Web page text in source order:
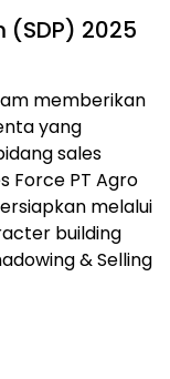
(SDP) 2025
memberikan
yang
sales
Force PT Agro
melalui
building
& Selling